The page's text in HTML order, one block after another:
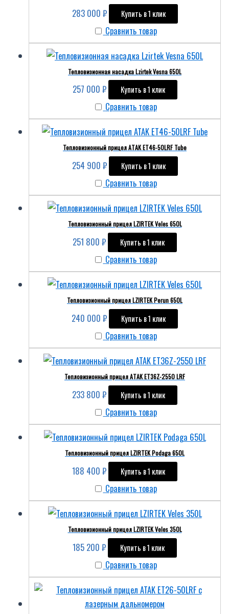
283 000 ₽ Купить в 1 клик
Сравнить товар
Тепловизионная насадка Lzirtek Vesna 650L
257 000 ₽ Купить в 1 клик
Сравнить товар
Тепловизионный прицел ATAK ET46-50LRF Tube
254 900 ₽ Купить в 1 клик
Сравнить товар
Тепловизионный прицел LZIRTEK Veles 650L
251 800 ₽ Купить в 1 клик
Сравнить товар
Тепловизионный прицел LZIRTEK Perun 650L
240 000 ₽ Купить в 1 клик
Сравнить товар
Тепловизионный прицел ATAK ET36Z-2550 LRF
233 800 ₽ Купить в 1 клик
Сравнить товар
Тепловизионный прицел LZIRTEK Podaga 650L
188 400 ₽ Купить в 1 клик
Сравнить товар
Тепловизионный прицел LZIRTEK Veles 350L
185 200 ₽ Купить в 1 клик
Сравнить товар